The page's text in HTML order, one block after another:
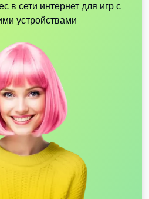
в сети интернет для игр с
устройствами